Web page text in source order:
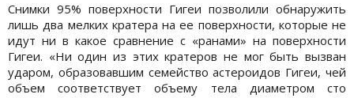
Снимки 95% поверхности Гигеи позволили обнаружить
лишь два мелких кратера на ее поверхности, которые не
идут ни в какое сравнение с «ранами» на поверхности
Гигеи. «Ни один из этих кратеров не мог быть вызван
ударом, образовавшим семейство астероидов Гигеи, чей
объем соответствует объему тела диаметром сто